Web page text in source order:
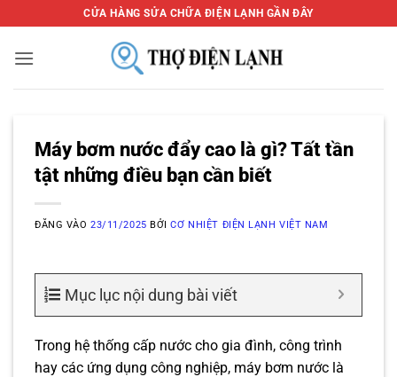
qua
nội
CỬA HÀNG SỬA CHỮA ĐIỆN LẠNH GẦN ĐÂY
Máy bơm nước đẩy cao là gì? Tất tần
tật những điều bạn cần biết
ĐĂNG VÀO23/11/2025 BỞICƠ NHIỆT ĐIỆN LẠNH VIỆT NAM
Mục lục nội dung bài viết
Trong hệ thống cấp nước cho gia đình, công trình
hay các ứng dụng công nghiệp, máy bơm nước là